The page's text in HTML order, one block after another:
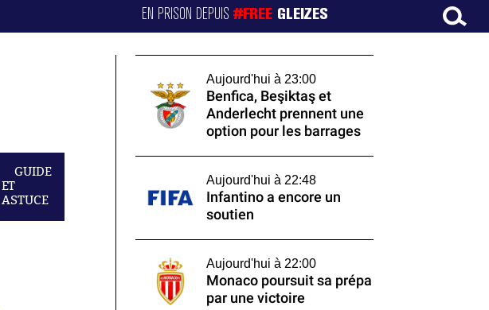
EN PRISON DEPUIS#FREE GLEIZES
GUIDE
ET
ASTUCE
Aujourd'hui à 23:00
Benfica, Beşiktaş et
Anderlecht prennent une
option pour les barrages
Aujourd'hui à 22:48
Infantino a encore un
soutien
Aujourd'hui à 22:00
Monaco poursuit sa prépa
par une victoire